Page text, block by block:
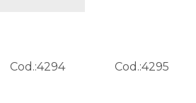
Cod.:4294 Cod.:4295